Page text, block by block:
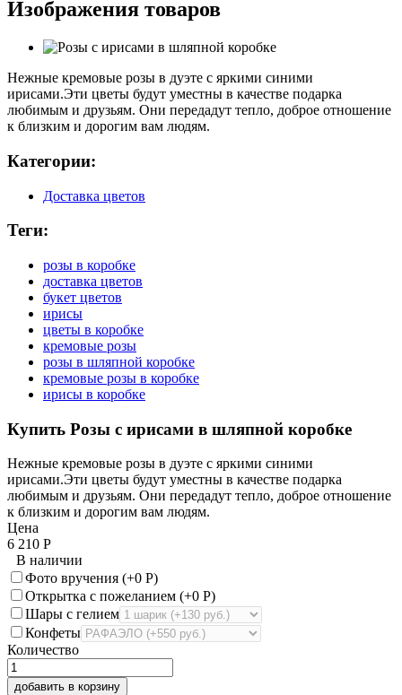
Изображения товаров
Нежные кремовые розы в дуэте с яркими синими
ирисами.Эти цветы будут уместны в качестве подарка
любимым и друзьям. Они передадут тепло, доброе отношение
к близким и дорогим вам людям.
Категории:
Доставка цветов
Теги:
розы в коробке
доставка цветов
букет цветов
ирисы
цветы в коробке
кремовые розы
розы в шляпной коробке
кремовые розы в коробке
ирисы в коробке
Купить Розы с ирисами в шляпной коробке
Нежные кремовые розы в дуэте с яркими синими
ирисами.Эти цветы будут уместны в качестве подарка
любимым и друзьям. Они передадут тепло, доброе отношение
к близким и дорогим вам людям.
Цена
6 210 Р
В наличии
Фото вручения (+0 Р)
Открытка с пожеланием (+0 Р)
Шары с гелием
Конфеты
Количество
добавить в корзину